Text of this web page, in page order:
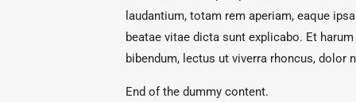
laudantium, totam rem aperiam, eaque
beatae vitae dicta sunt explicabo. Et
bibendum, lectus ut viverra rhoncus,
End of the dummy content.